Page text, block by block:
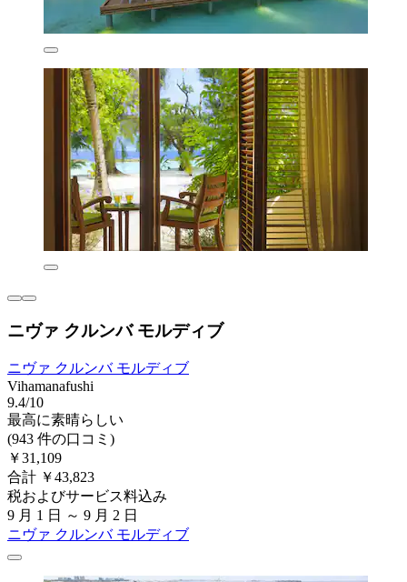
ニヴァ クルンバ モルディブ
ニヴァ クルンバ モルディブ
Vihamanafushi
9.4/10
最高に素晴らしい
(943 件の口コミ)
￥31,109
合計 ￥43,823
税およびサービス料込み
9 月 1 日 ～ 9 月 2 日
ニヴァ クルンバ モルディブ